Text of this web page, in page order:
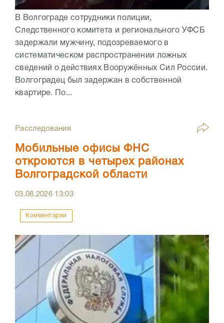
В Волгограде сотрудники полиции,
Следственного комитета и регионального УФСБ
задержали мужчину, подозреваемого в
систематическом распространении ложных
сведений о действиях Вооружённых Сил России.
Волгоградец был задержан в собственной
квартире. По...
Расследования
Мобильные офисы ФНС
откроются в четырех районах
Волгоградской области
03.08.2026 13:03
Комментарии